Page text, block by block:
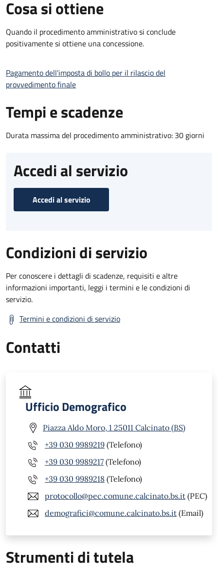
Cosa si ottiene
Quando il procedimento amministrativo si conclude
positivamente si ottiene una concessione.
Pagamento dell'imposta di bollo per il rilascio del
provvedimento finale
Tempi e scadenze
Durata massima del procedimento amministrativo: 30 giorni
Accedi al servizio
Accedi al servizio
Condizioni di servizio
Per conoscere i dettagli di scadenze, requisiti e altre
informazioni importanti, leggi i termini e le condizioni di
servizio.
Termini e condizioni di servizio
Contatti
Ufficio Demografico
Piazza Aldo Moro, 1 25011 Calcinato (BS)
+39 030 9989219 (Telefono)
+39 030 9989217 (Telefono)
+39 030 9989218 (Telefono)
protocollo@pec.comune.calcinato.bs.it (PEC)
demografici@comune.calcinato.bs.it (Email)
Strumenti di tutela